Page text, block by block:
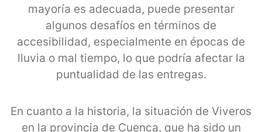
mayoría es adecuada, puede presentar
algunos desafíos en términos de
accesibilidad, especialmente en épocas de
lluvia o mal tiempo, lo que podría afectar la
puntualidad de las entregas.
En cuanto a la historia, la situación de Viveros
en la provincia de Cuenca, que ha sido un